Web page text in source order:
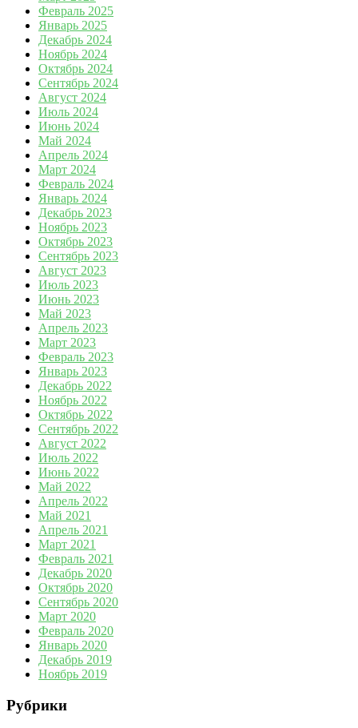
Февраль 2025
Январь 2025
Декабрь 2024
Ноябрь 2024
Октябрь 2024
Сентябрь 2024
Август 2024
Июль 2024
Июнь 2024
Май 2024
Апрель 2024
Март 2024
Февраль 2024
Январь 2024
Декабрь 2023
Ноябрь 2023
Октябрь 2023
Сентябрь 2023
Август 2023
Июль 2023
Июнь 2023
Май 2023
Апрель 2023
Март 2023
Февраль 2023
Январь 2023
Декабрь 2022
Ноябрь 2022
Октябрь 2022
Сентябрь 2022
Август 2022
Июль 2022
Июнь 2022
Май 2022
Апрель 2022
Май 2021
Апрель 2021
Март 2021
Февраль 2021
Декабрь 2020
Октябрь 2020
Сентябрь 2020
Март 2020
Февраль 2020
Январь 2020
Декабрь 2019
Ноябрь 2019
Рубрики